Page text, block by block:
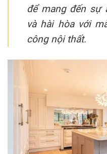
để mang đến sự
và hài hòa với
công nội thất.